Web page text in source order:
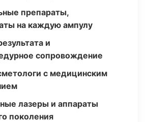
препараты,
на каждую ампулу
и
сопровождение
с медицинским
лазеры и аппараты
поколения